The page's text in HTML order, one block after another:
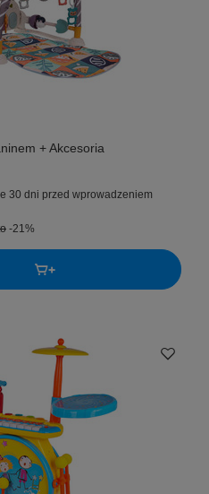
+ Akcesoria
30 dni przed wprowadzeniem
-21%